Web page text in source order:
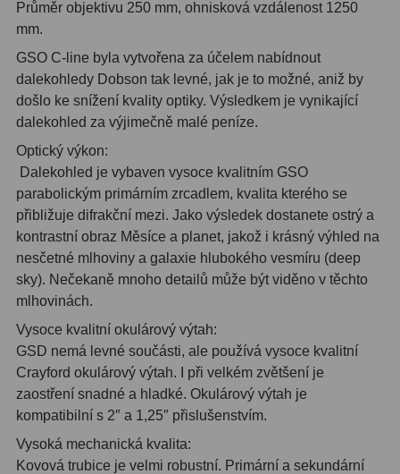
ZOOM
ED a Flat Field12
Měřící, s mřížkou 6
Ostatní30
Doplňky 1
Filtry 181
Měsíční a Polarizační23
Sluneční42
CLS a UHC
Širokopásmové13
OIII9
Hβ
Průměr objektivu 250 mm, ohnisková vzdálenost 1250
mm.
GSO C-line byla vytvořena za účelem nabídnout
dalekohledy Dobson tak levné, jak je to možné, aniž by
došlo ke snížení kvality optiky. Výsledkem je vynikající
dalekohled za výjimečně malé peníze.
Optický výkon:
Dalekohled je vybaven vysoce kvalitním GSO
parabolickým primárním zrcadlem, kvalita kterého se
přibližuje difrakční mezi. Jako výsledek dostanete ostrý a
kontrastní obraz Měsíce a planet, jakož i krásný výhled na
nesčetné mlhoviny a galaxie hlubokého vesmíru (deep
sky). Nečekaně mnoho detailů může být viděno v těchto
mlhovinách.
Vysoce kvalitní okulárový výtah:
GSD nemá levné součásti, ale používá vysoce kvalitní
Crayford okulárový výtah. I při velkém zvětšení je
zaostření snadné a hladké. Okulárový výtah je
kompatibilní s 2″ a 1,25″ přislušenstvím.
Vysoká mechanická kvalita:
Kovová trubice je velmi robustní. Primární a sekundární